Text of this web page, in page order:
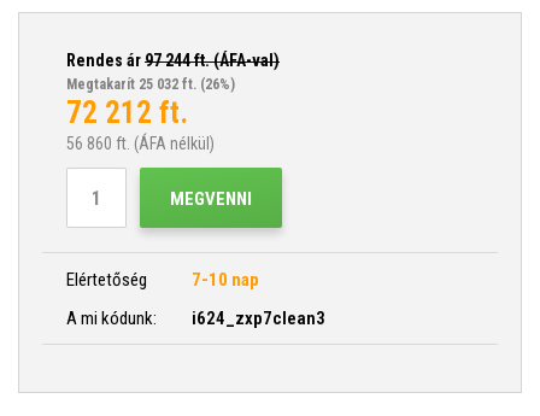
Rendes ár97 244ft. (ÁFA-val)
Megtakarít 25 032 ft. (26%)
72 212 ft.
56 860 ft. (ÁFA nélkül)
MEGVENNI
Elértetőség
7-10 nap
A mi kódunk:
i624_zxp7clean3